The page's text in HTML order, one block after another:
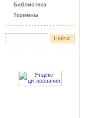
Библиотека
Термины